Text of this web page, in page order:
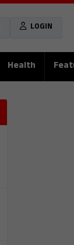
LOGIN
Health